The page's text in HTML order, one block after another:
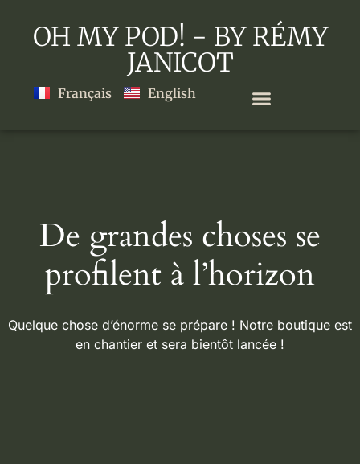
OH MY POD! - BY RÉMY
JANICOT
Français English
De grandes choses se
profilent à l’horizon
Quelque chose d’énorme se prépare ! Notre boutique est
en chantier et sera bientôt lancée !